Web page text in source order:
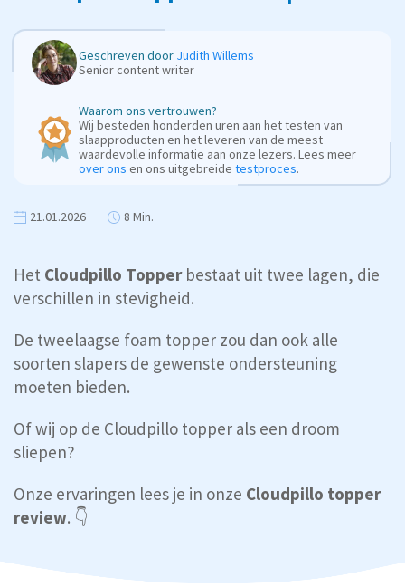
Geschreven door Judith Willems
Senior content writer
Waarom ons vertrouwen?
Wij besteden honderden uren aan het testen van
slaapproducten en het leveren van de meest
waardevolle informatie aan onze lezers. Lees meer
over ons en ons uitgebreide testproces.
21.01.2026 8 Min.
Het Cloudpillo Topper bestaat uit twee lagen, die
verschillen in stevigheid.
De tweelaagse foam topper zou dan ook alle
soorten slapers de gewenste ondersteuning
moeten bieden.
Of wij op de Cloudpillo topper als een droom
sliepen?
Onze ervaringen lees je in onze Cloudpillo topper
review. 👇